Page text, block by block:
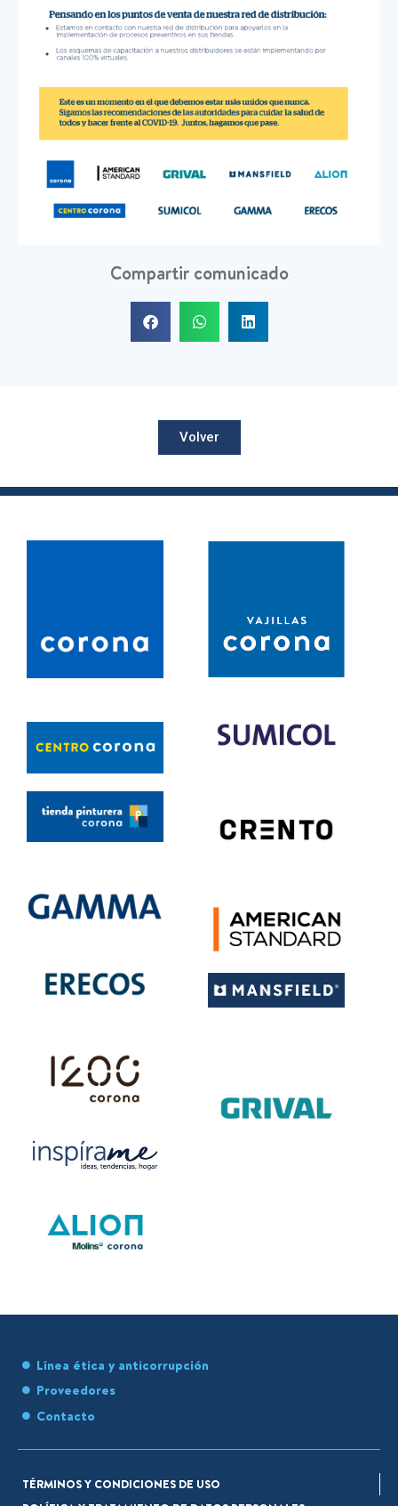
Compartir comunicado
Volver
Línea ética y anticorrupción
Proveedores
Contacto
TÉRMINOS Y CONDICIONES DE USO